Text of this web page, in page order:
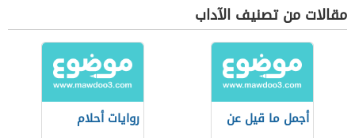
مقالات من تصنيف الآداب
أجمل ما قيل عن
روايات أحلام